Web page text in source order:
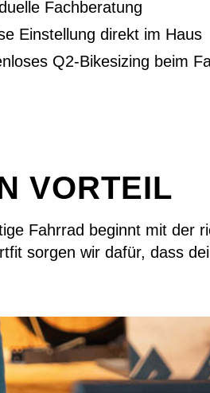
Fachberatung
Einstellung direkt im Haus
Q2-Bikesizing beim
VORTEIL
Fahrrad beginnt mit der
sorgen wir dafür, dass